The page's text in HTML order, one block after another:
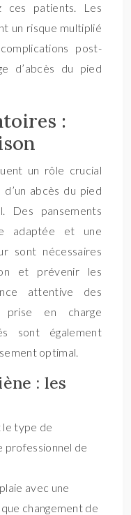
ces patients. Les
un risque multiplié
post-
d’abcès du pied
:
un rôle crucial
abcès du pied
Des pansements
adaptée et une
sont nécessaires
et prévenir les
attentive des
prise en charge
sont également
optimal.
: les
type de
professionnel de
avec une
changement de